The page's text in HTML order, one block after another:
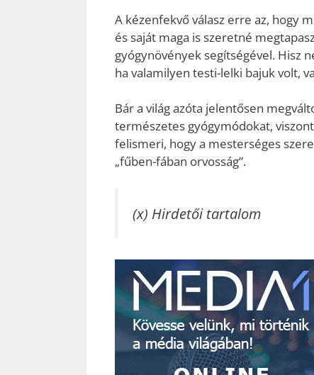
A kézenfekvő válasz erre az, hogy
és saját maga is szeretné
gyógynövények segítségével. Hisz
ha valamilyen testi-lelki bajuk volt,
Bár a világ azóta jelentősen
természetes gyógymódokat,
felismeri, hogy a mesterséges
„fűben-fában orvosság”.
(x) Hirdetői tartalom